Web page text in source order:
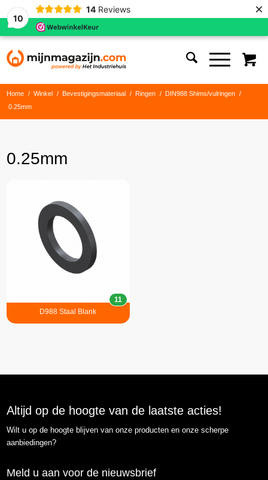
10
14 Reviews ×
Home / Winkel / Bevestigingsmateriaal / Ringen / DIN988 Shims/vulringen
/
0.25mm
0.25mm
D988 Staal Blank
11
Altijd op de hoogte van de laatste acties!
Wilt u op de hoogte blijven van onze producten en onze scherpe
aanbiedingen?
Meld u aan voor de nieuwsbrief